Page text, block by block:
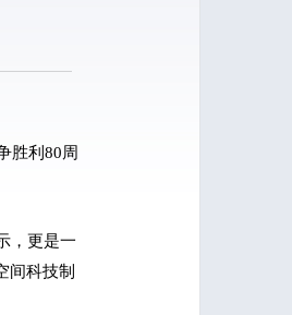
胜利80周
，更是一
间科技制